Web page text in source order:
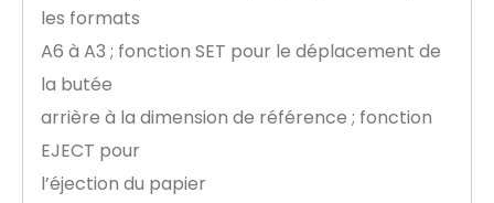
les formats
A6 à A3 ; fonction SET pour le déplacement de
la butée
arrière à la dimension de référence ; fonction
EJECT pour
l’éjection du papier